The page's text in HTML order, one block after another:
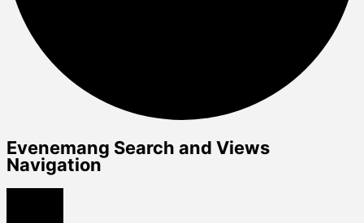
Evenemang
Evenemang Search and Views
Navigation